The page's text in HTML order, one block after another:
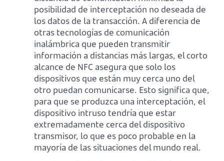
posibilidad de interceptación no deseada de
los datos de la transacción. A diferencia de
otras tecnologías de comunicación
inalámbrica que pueden transmitir
información a distancias más largas, el corto
alcance de NFC asegura que solo los
dispositivos que están muy cerca uno del
otro puedan comunicarse. Esto significa que,
para que se produzca una interceptación, el
dispositivo intruso tendría que estar
extremadamente cerca del dispositivo
transmisor, lo que es poco probable en la
mayoría de las situaciones del mundo real.